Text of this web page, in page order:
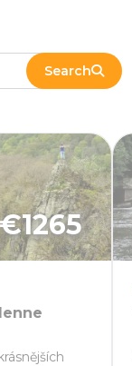
Search
€1265